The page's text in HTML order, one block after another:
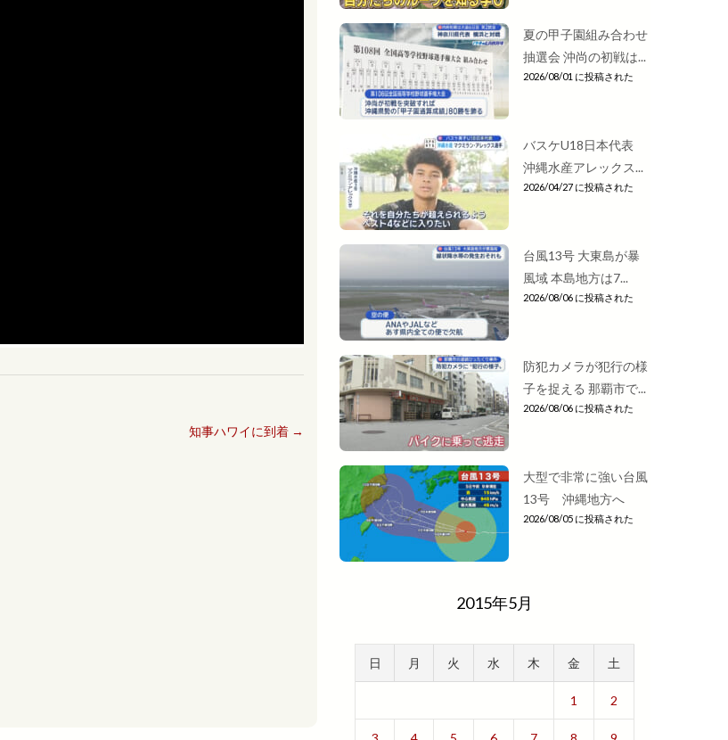
知事ハワイに到着 →
夏の甲子園組み合わせ
抽選会 沖尚の初戦は...
2026/08/01 に投稿された
バスケU18日本代表
沖縄水産アレックス...
2026/04/27 に投稿された
台風13号 大東島が暴
風域 本島地方は7...
2026/08/06 に投稿された
防犯カメラが犯行の様
子を捉える 那覇市で...
2026/08/06 に投稿された
大型で非常に強い台風
13号 沖縄地方へ
2026/08/05 に投稿された
2015年5月
日 月 火 水 木 金 土
1 2